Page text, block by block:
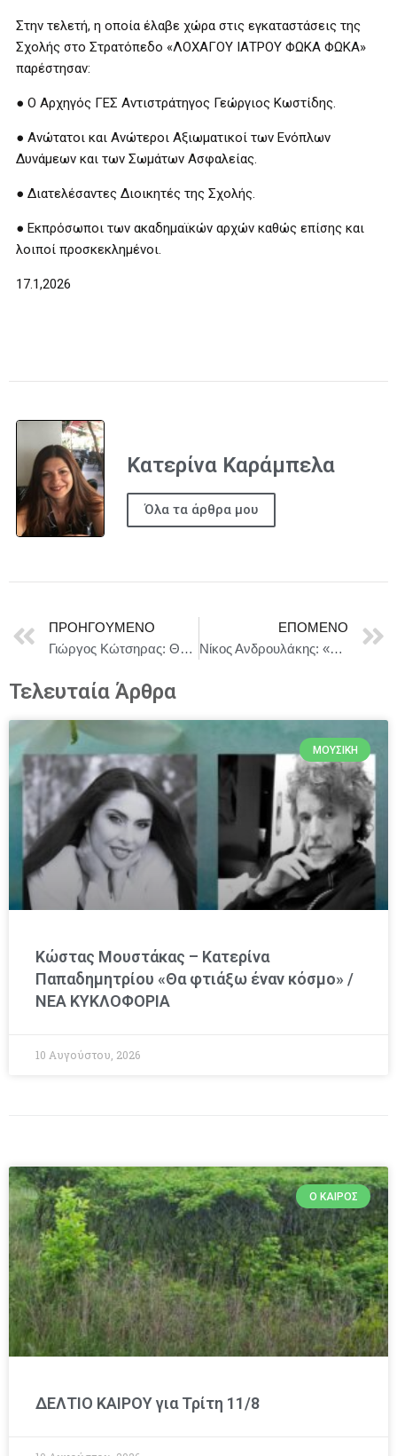
Στην τελετή, η οποία έλαβε χώρα στις εγκαταστάσεις της
Σχολής στο Στρατόπεδο «ΛΟΧΑΓΟΥ ΙΑΤΡΟΥ ΦΩΚΑ ΦΩΚΑ»
παρέστησαν:
● Ο Αρχηγός ΓΕΣ Αντιστράτηγος Γεώργιος Κωστίδης.
● Ανώτατοι και Ανώτεροι Αξιωματικοί των Ενόπλων
Δυνάμεων και των Σωμάτων Ασφαλείας.
● Διατελέσαντες Διοικητές της Σχολής.
● Εκπρόσωποι των ακαδημαϊκών αρχών καθώς επίσης και
λοιποί προσκεκλημένοι.
17.1,2026
Κατερίνα Καράμπελα
Όλα τα άρθρα μου
ΠΡΟΗΓΟΎΜΕΝΟ
Γιώργος Κώτσηρας: Θετικές οι προοπτικές για την ελληνική οικονομία το 2026
ΕΠΌΜΕΝΟ
Νίκος Ανδρουλάκης: «Καλώ όλες τις προοδευτικές, δημοκρατικές δυνάμεις που έχουν κοινές αγωνίες με εμάς , που θέλουν την ήττα της ΝΔ, της διαφθοράς, της αλαζονείας του Κ. Μητσοτάκη να έρθουν κοντά μας
Τελευταία Άρθρα
ΜΟΥΣΙΚΉ
Κώστας Μουστάκας – Κατερίνα
Παπαδημητρίου «Θα φτιάξω έναν κόσμο» /
NEA KYΚΛΟΦΟΡΙΑ
10 Αυγούστου, 2026
Ο ΚΑΙΡΌΣ
ΔΕΛΤΙΟ ΚΑΙΡΟΥ για Τρίτη 11/8